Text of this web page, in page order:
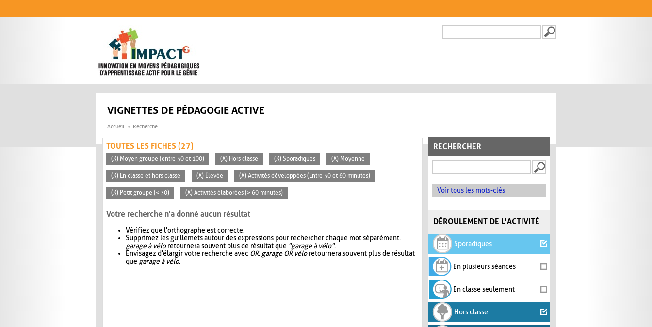
FORMULAIRE DE
VIGNETTES DE PÉDAGOGIE ACTIVE
Accueil Recherche
RECHERCHER
Voir tous les mots-clés
DÉROULEMENT DE L'ACTIVITÉ
Sporadiques
En plusieurs séances
En classe seulement
Hors classe
TOUTES LES FICHES (27)
(X) Moyen groupe (entre 30 et 100) (X) Hors classe (X) Sporadiques (X) Moyenne
(X) En classe et hors classe (X) Élevée (X) Activités développées (Entre 30 et 60 minutes)
(X) Petit groupe (< 30) (X) Activités élaborées (> 60 minutes)
Votre recherche n'a donné aucun résultat
Vérifiez que l'orthographe est correcte.
Supprimez les guillemets autour des expressions pour rechercher chaque mot séparément.
garage à véloretournera souvent plus de résultat que "garage à vélo".
Envisagez d'élargir votre recherche avec OR. garage OR véloretournera souvent plus de résultat
que garage à vélo.